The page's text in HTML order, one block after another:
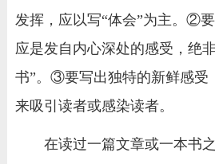
发挥，应以写“体会”为主。②要
应是发自内心深处的感受，绝
书”。③要写出独特的新鲜感受
来吸引读者或感染读者。
在读过一篇文章或一本书